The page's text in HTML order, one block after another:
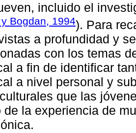
incluido el
Bogdan, 1994). Para
a profundidad y
con los temas
a fin de identificar
a nivel personal y
que las
de la experiencia de